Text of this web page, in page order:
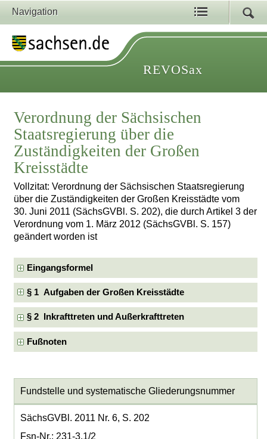
Navigation
REVOSax
Verordnung der Sächsischen
Staatsregierung über die
Zuständigkeiten der Großen
Kreisstädte
Vollzitat: Verordnung der Sächsischen Staatsregierung
über die Zuständigkeiten der Großen Kreisstädte vom
30. Juni 2011 (SächsGVBl. S. 202), die durch Artikel 3 der
Verordnung vom 1. März 2012 (SächsGVBl. S. 157)
geändert worden ist
Eingangsformel
§ 1 Aufgaben der Großen Kreisstädte
§ 2 Inkrafttreten und Außerkrafttreten
Fußnoten
Fundstelle und systematische Gliederungsnummer
SächsGVBl. 2011 Nr. 6, S. 202
Fsn-Nr.: 231-3.1/2